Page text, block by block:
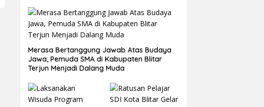
Merasa Bertanggung Jawab Atas Budaya
Jawa, Pemuda SMA di Kabupaten Blitar
Terjun Menjadi Dalang Muda